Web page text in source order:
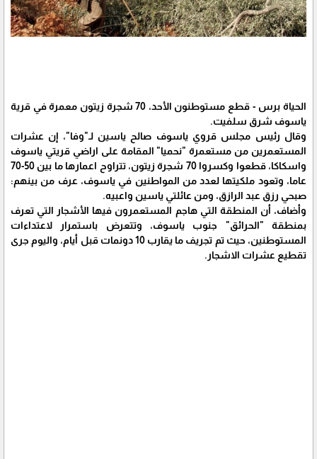
الحياة برس - قطع مستوطنون الأحد، 70 شجرة زيتون معمرة في قرية
ياسوف شرق سلفيت.
وقال رئيس مجلس قروي ياسوف صالح ياسين لـ"وفا"، إن عشرات
المستعمرين من مستعمرة "نحميا" المقامة على اراضي قريتي ياسوف
واسكاكا، قطعوا وكسروا 70 شجرة زيتون، تتراوح اعمارها ما بين 50-70
عاما، وتعود ملكيتها لعدد من المواطنين في ياسوف، عرف من بينهم:
صبحي رزق عبد الرازق، ومن عائلتي ياسين واعبيه.
وأضاف، أن المنطقة التي هاجم المستعمرون فيها الأشجار التي تعرف
بمنطقة "الحرائق" جنوب ياسوف، وتتعرض باستمرار لاعتداءات
المستوطنين، حيث تم تجريف ما يقارب 10 دونمات قبل أيام، واليوم جرى
تقطيع عشرات الاشجار.